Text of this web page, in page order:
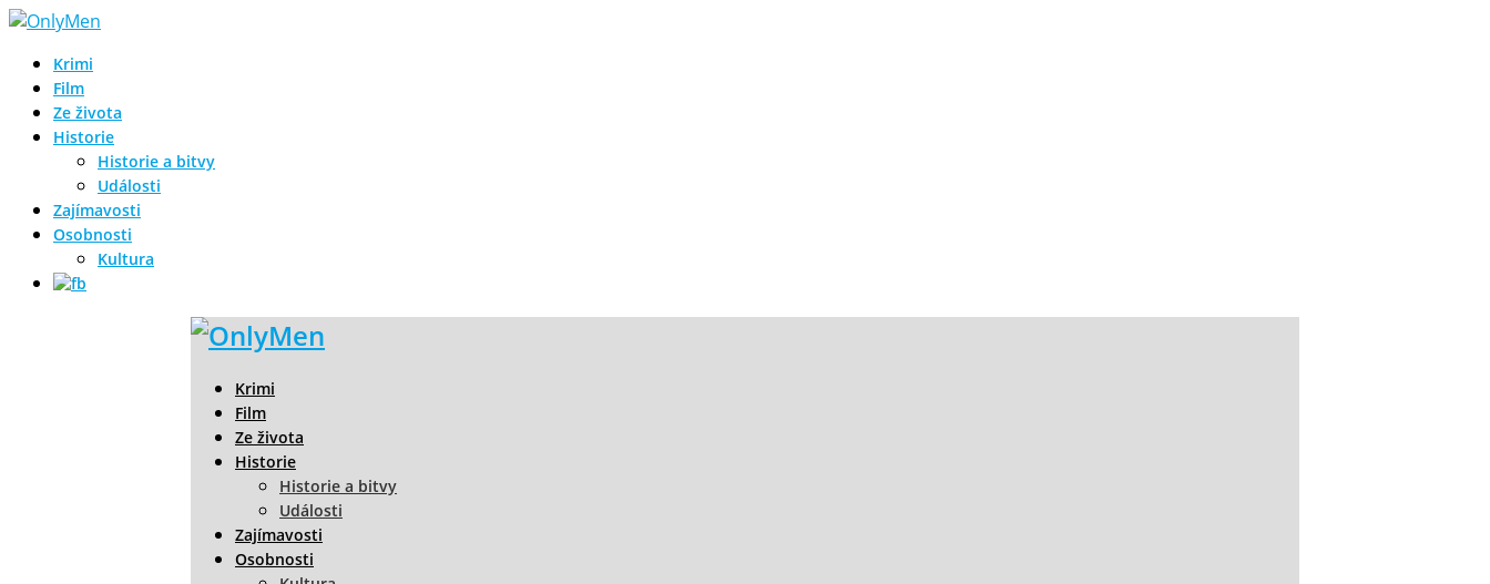
Krimi
Film
Ze života
Historie
Historie a bitvy
Události
Zajímavosti
Osobnosti
Kultura
Krimi
Film
Ze života
Historie
Historie a bitvy
Události
Zajímavosti
Osobnosti